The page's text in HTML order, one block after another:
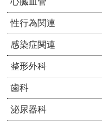
性行為関連
感染症関連
整形外科
歯科
泌尿器科